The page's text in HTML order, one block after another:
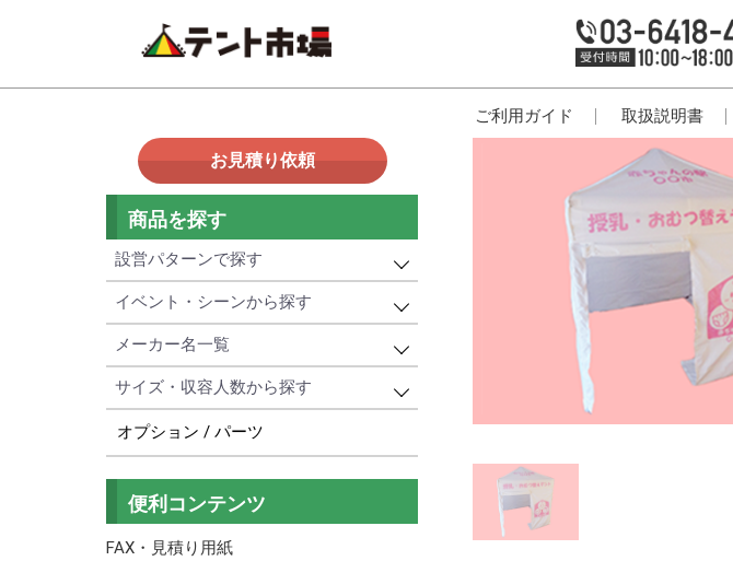
ご利用ガイド 取扱説明書
お見積り依頼
商品を探す
設営パターンで探す
設営パターンで探す
簡単！ワンタッチ式
頑丈！パイプ組立て式
イベント・シーンから探す
イベント・プロモーション用
学校・幼稚園・寄贈用
日よけ・紫外線対策用
メーカー名一覧
メーカー名一覧
かんたんてんと
ミスタークイック
KOK
サイズ・収容人数から探す
サイズ・収容人数から探す
3名以下
4～10名
オプション / パーツ
便利コンテンツ
FAX・見積り用紙